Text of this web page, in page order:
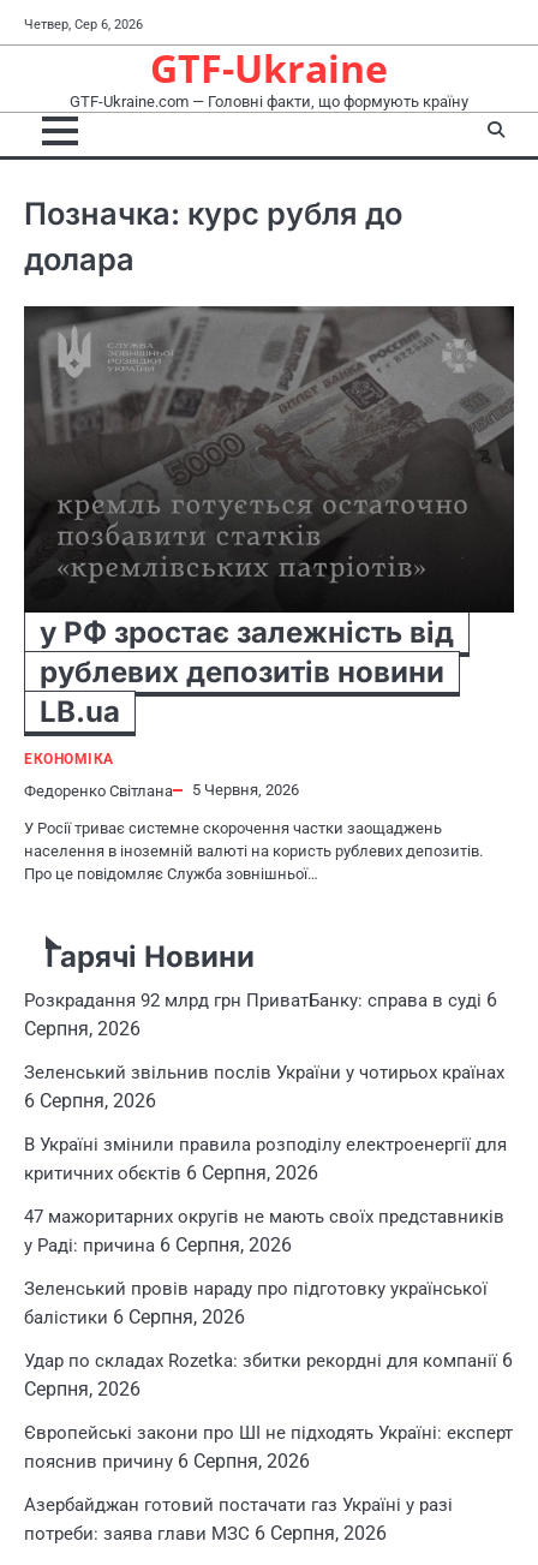
до
Четвер, Сер 6, 2026
GTF-Ukraine
GTF-Ukraine.com — Головні факти, що формують країну
Позначка: курс рубля до
долара
у РФ зростає залежність від
рублевих депозитів новини
LB.ua
ЕКОНОМІКА
Федоренко Світлана 5 Червня, 2026
У Росії триває системне скорочення частки заощаджень
населення в іноземній валюті на користь рублевих депозитів.
Про це повідомляє Служба зовнішньої…
Гарячі Новини
Розкрадання 92 млрд грн ПриватБанку: справа в суді 6
Серпня, 2026
Зеленський звільнив послів України у чотирьох країнах
6 Серпня, 2026
В Україні змінили правила розподілу електроенергії для
критичних обєктів 6 Серпня, 2026
47 мажоритарних округів не мають своїх представників
у Раді: причина 6 Серпня, 2026
Зеленський провів нараду про підготовку української
балістики 6 Серпня, 2026
Удар по складах Rozetka: збитки рекордні для компанії 6
Серпня, 2026
Європейські закони про ШІ не підходять Україні: експерт
пояснив причину 6 Серпня, 2026
Азербайджан готовий постачати газ Україні у разі
потреби: заява глави МЗС 6 Серпня, 2026